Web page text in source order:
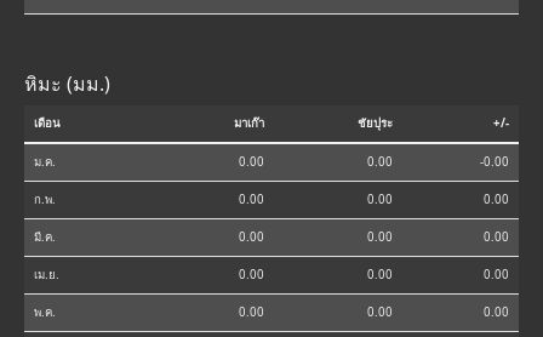
หิมะ (มม.)
เดือน มาเก๊า ชัยปุระ +/-
ม.ค. 0.00 0.00 -0.00
ก.พ. 0.00 0.00 0.00
มี.ค. 0.00 0.00 0.00
เม.ย. 0.00 0.00 0.00
พ.ค. 0.00 0.00 0.00